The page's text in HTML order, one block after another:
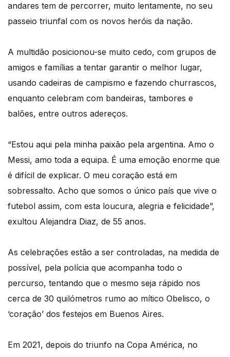
andares tem de percorrer, muito lentamente, no seu
passeio triunfal com os novos heróis da nação.
A multidão posicionou-se muito cedo, com grupos de
amigos e famílias a tentar garantir o melhor lugar,
usando cadeiras de campismo e fazendo churrascos,
enquanto celebram com bandeiras, tambores e
balões, entre outros adereços.
“Estou aqui pela minha paixão pela argentina. Amo o
Messi, amo toda a equipa. É uma emoção enorme que
é difícil de explicar. O meu coração está em
sobressalto. Acho que somos o único país que vive o
futebol assim, com esta loucura, alegria e felicidade”,
exultou Alejandra Diaz, de 55 anos.
As celebrações estão a ser controladas, na medida de
possível, pela polícia que acompanha todo o
percurso, tentando que o mesmo seja rápido nos
cerca de 30 quilómetros rumo ao mítico Obelisco, o
‘coração’ dos festejos em Buenos Aires.
Em 2021, depois do triunfo na Copa América, no